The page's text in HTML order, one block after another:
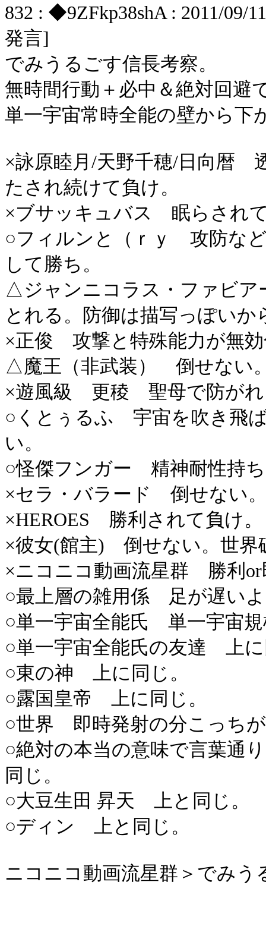
832 : ◆9ZFkp38shA : 2011/09/
発言]
でみうるごす信長考察。
無時間行動＋必中＆絶対回避
単一宇宙常時全能の壁から下
×詠原睦月/天野千穂/日向暦
たされ続けて負け。
×ブサッキュバス 眠らされ
○フィルンと（ｒｙ 攻防な
して勝ち。
△ジャンニコラス・ファビ
とれる。防御は描写っぽい
×正俊 攻撃と特殊能力が無
△魔王（非武装） 倒せない
×遊風級 更稜 聖母で防がれ
○くとぅるふ 宇宙を吹き飛
い。
○怪傑フンガー 精神耐性持
×セラ・バラード 倒せない
×HEROES 勝利されて負け。
×彼女(館主) 倒せない。世界
×ニコニコ動画流星群 勝利or
○最上層の雑用係 足が遅い
○単一宇宙全能氏 単一宇宙
○単一宇宙全能氏の友達 上
○東の神 上に同じ。
○露国皇帝 上に同じ。
○世界 即時発射の分こっち
○絶対の本当の意味で言葉通
同じ。
○大豆生田 昇天 上と同じ。
○ディン 上と同じ。
ニコニコ動画流星群＞でみう